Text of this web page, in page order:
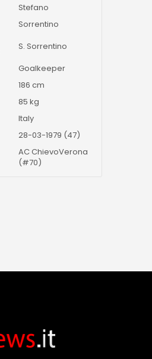
Stefano
Sorrentino
S. Sorrentino
Goalkeeper
186 cm
85 kg
Italy
28-03-1979 (47)
AC ChievoVerona
(#70)